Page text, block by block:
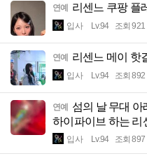
연예 리센느 쿠팡 플
입사 Lv.94 조회 921
연예 리센느 메이 핫
입사 Lv.94 조회 892
연예 섬의 날 무대
하이파이브 하는 리
입사 Lv.94 조회 897